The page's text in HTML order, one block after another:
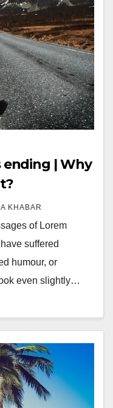
ending | Why
KHABAR
of Lorem
suffered
humour, or
even slightly…